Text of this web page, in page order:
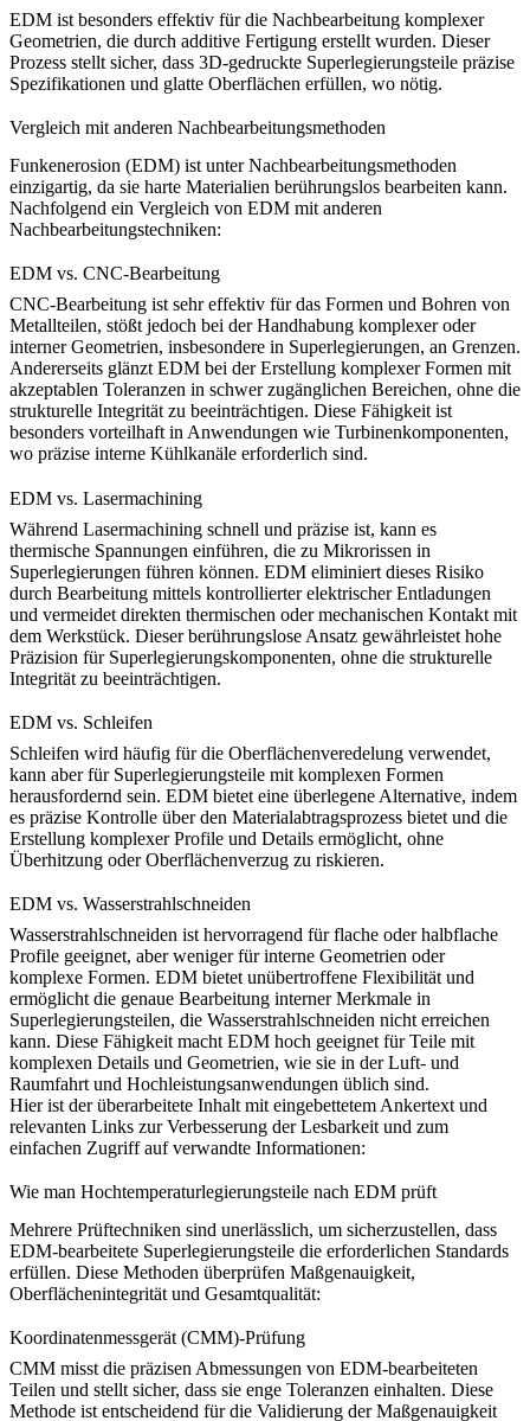
EDM ist besonders effektiv für die Nachbearbeitung komplexer
Geometrien, die durch additive Fertigung erstellt wurden. Dieser
Prozess stellt sicher, dass 3D-gedruckte Superlegierungsteile präzise
Spezifikationen und glatte Oberflächen erfüllen, wo nötig.
Vergleich mit anderen Nachbearbeitungsmethoden
Funkenerosion (EDM) ist unter Nachbearbeitungsmethoden
einzigartig, da sie harte Materialien berührungslos bearbeiten kann.
Nachfolgend ein Vergleich von EDM mit anderen
Nachbearbeitungstechniken:
EDM vs. CNC-Bearbeitung
CNC-Bearbeitung ist sehr effektiv für das Formen und Bohren von
Metallteilen, stößt jedoch bei der Handhabung komplexer oder
interner Geometrien, insbesondere in Superlegierungen, an Grenzen.
Andererseits glänzt EDM bei der Erstellung komplexer Formen mit
akzeptablen Toleranzen in schwer zugänglichen Bereichen, ohne die
strukturelle Integrität zu beeinträchtigen. Diese Fähigkeit ist
besonders vorteilhaft in Anwendungen wie Turbinenkomponenten,
wo präzise interne Kühlkanäle erforderlich sind.
EDM vs. Lasermachining
Während Lasermachining schnell und präzise ist, kann es
thermische Spannungen einführen, die zu Mikrorissen in
Superlegierungen führen können. EDM eliminiert dieses Risiko
durch Bearbeitung mittels kontrollierter elektrischer Entladungen
und vermeidet direkten thermischen oder mechanischen Kontakt mit
dem Werkstück. Dieser berührungslose Ansatz gewährleistet hohe
Präzision für Superlegierungskomponenten, ohne die strukturelle
Integrität zu beeinträchtigen.
EDM vs. Schleifen
Schleifen wird häufig für die Oberflächenveredelung verwendet,
kann aber für Superlegierungsteile mit komplexen Formen
herausfordernd sein. EDM bietet eine überlegene Alternative, indem
es präzise Kontrolle über den Materialabtragsprozess bietet und die
Erstellung komplexer Profile und Details ermöglicht, ohne
Überhitzung oder Oberflächenverzug zu riskieren.
EDM vs. Wasserstrahlschneiden
Wasserstrahlschneiden ist hervorragend für flache oder halbflache
Profile geeignet, aber weniger für interne Geometrien oder
komplexe Formen. EDM bietet unübertroffene Flexibilität und
ermöglicht die genaue Bearbeitung interner Merkmale in
Superlegierungsteilen, die Wasserstrahlschneiden nicht erreichen
kann. Diese Fähigkeit macht EDM hoch geeignet für Teile mit
komplexen Details und Geometrien, wie sie in der Luft- und
Raumfahrt und Hochleistungsanwendungen üblich sind.
Hier ist der überarbeitete Inhalt mit eingebettetem Ankertext und
relevanten Links zur Verbesserung der Lesbarkeit und zum
einfachen Zugriff auf verwandte Informationen:
Wie man Hochtemperaturlegierungsteile nach EDM prüft
Mehrere Prüftechniken sind unerlässlich, um sicherzustellen, dass
EDM-bearbeitete Superlegierungsteile die erforderlichen Standards
erfüllen. Diese Methoden überprüfen Maßgenauigkeit,
Oberflächenintegrität und Gesamtqualität:
Koordinatenmessgerät (CMM)-Prüfung
CMM misst die präzisen Abmessungen von EDM-bearbeiteten
Teilen und stellt sicher, dass sie enge Toleranzen einhalten. Diese
Methode ist entscheidend für die Validierung der Maßgenauigkeit